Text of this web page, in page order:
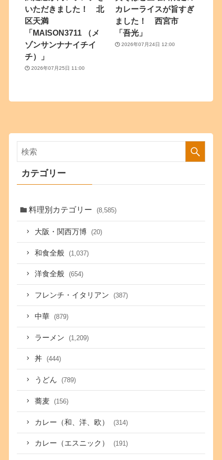
いただきました！ 北
区天満
「MAISON3711 （メ
ゾンサンナナイチイ
チ）」
2026年07月25日 11:00
カレーライスが旨すぎ
ました！ 西宮市
「吾光」
2026年07月24日 12:00
カテゴリー
料理別カテゴリー (8,585)
大阪・関西万博 (20)
和食全般 (1,037)
洋食全般 (654)
フレンチ・イタリアン (387)
中華 (879)
ラーメン (1,209)
丼 (444)
うどん (789)
蕎麦 (156)
カレー（和、洋、欧） (314)
カレー（エスニック） (191)